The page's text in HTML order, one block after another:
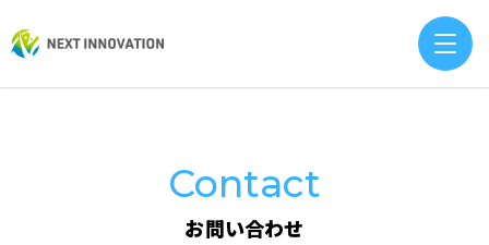
Contact
お問い合わせ